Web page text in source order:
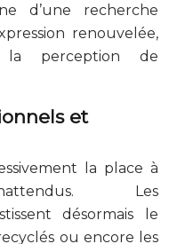
d’une recherche
renouvelée,
la perception de
et
la place à
Les
désormais le
ou encore les